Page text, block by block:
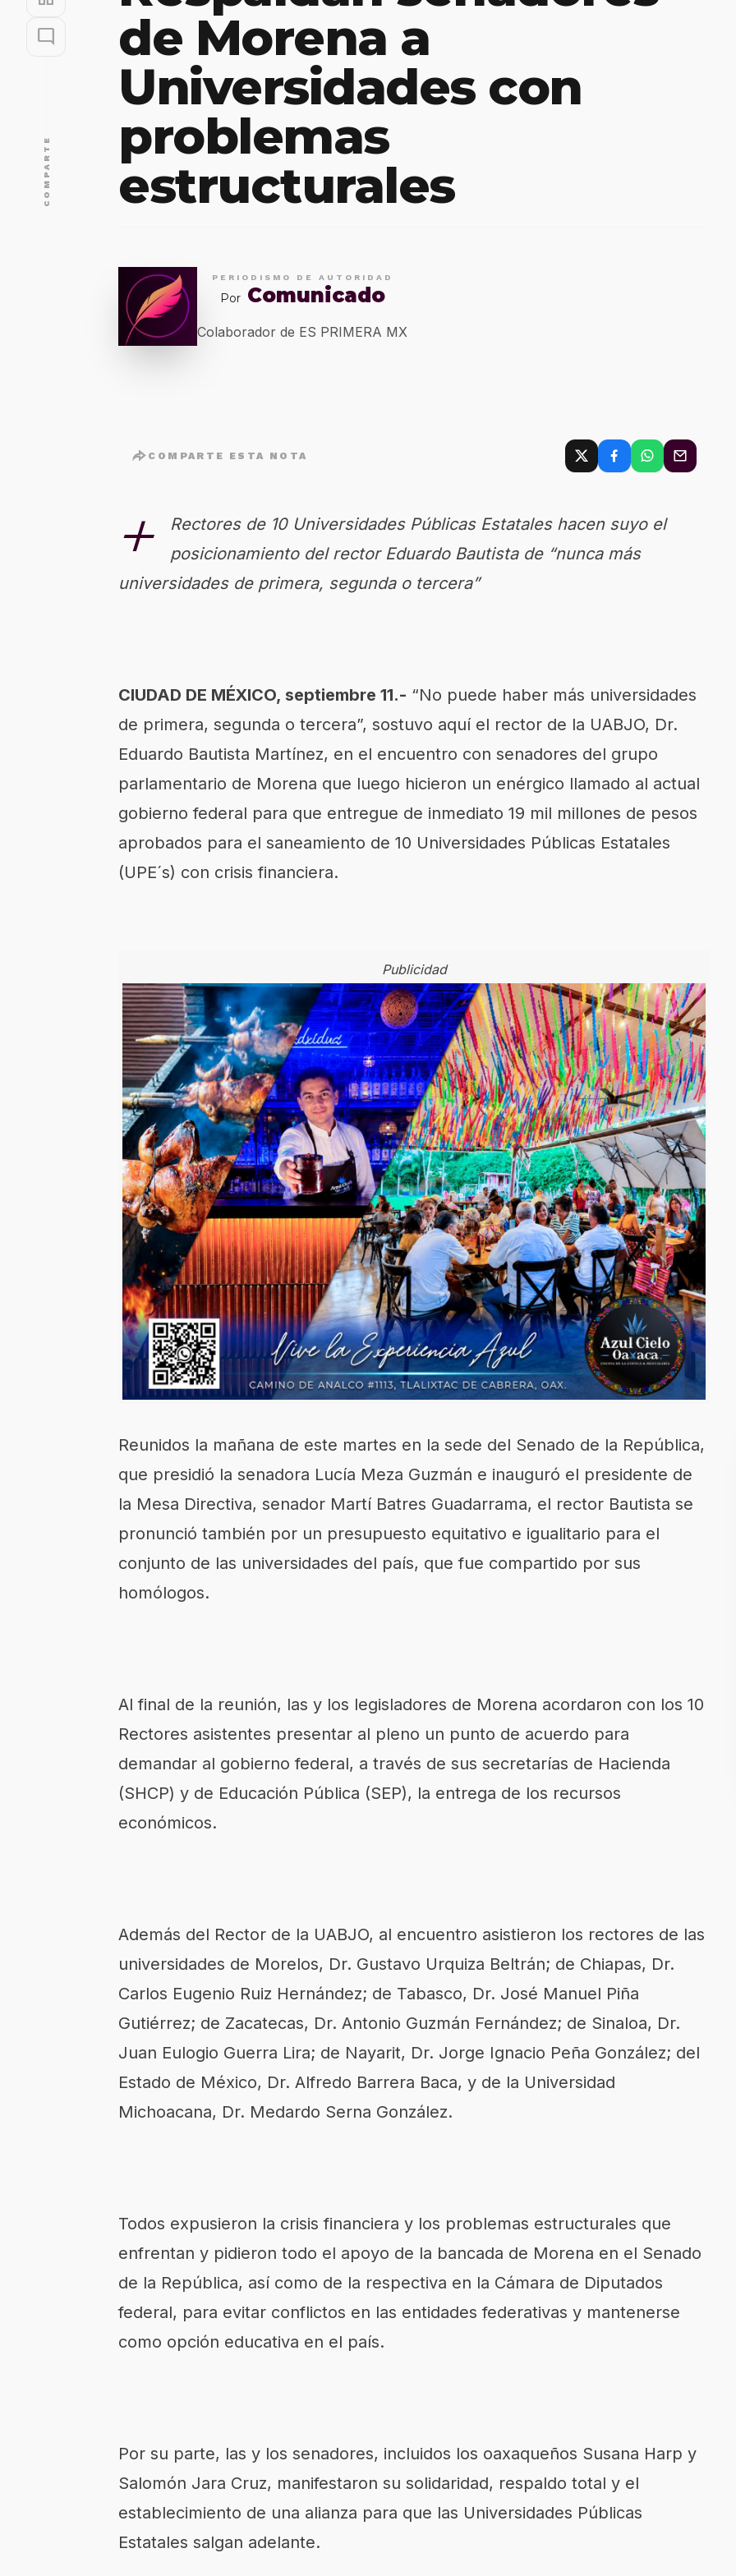
mode_comment
COMPARTE
de Morena a
Universidades con
problemas
estructurales
PERIODISMO DE AUTORIDAD
Por Comunicado
Colaborador de ES PRIMERA MX
COMPARTE ESTA NOTA
+
Rectores de 10 Universidades Públicas Estatales hacen suyo el
posicionamiento del rector Eduardo Bautista de “nunca más
universidades de primera, segunda o tercera”
CIUDAD DE MÉXICO, septiembre 11.- “No puede haber más universidades
de primera, segunda o tercera”, sostuvo aquí el rector de la UABJO, Dr.
Eduardo Bautista Martínez, en el encuentro con senadores del grupo
parlamentario de Morena que luego hicieron un enérgico llamado al actual
gobierno federal para que entregue de inmediato 19 mil millones de pesos
aprobados para el saneamiento de 10 Universidades Públicas Estatales
(UPE´s) con crisis financiera.
Publicidad
Reunidos la mañana de este martes en la sede del Senado de la República,
que presidió la senadora Lucía Meza Guzmán e inauguró el presidente de
la Mesa Directiva, senador Martí Batres Guadarrama, el rector Bautista se
pronunció también por un presupuesto equitativo e igualitario para el
conjunto de las universidades del país, que fue compartido por sus
homólogos.
Al final de la reunión, las y los legisladores de Morena acordaron con los 10
Rectores asistentes presentar al pleno un punto de acuerdo para
demandar al gobierno federal, a través de sus secretarías de Hacienda
(SHCP) y de Educación Pública (SEP), la entrega de los recursos
económicos.
Además del Rector de la UABJO, al encuentro asistieron los rectores de las
universidades de Morelos, Dr. Gustavo Urquiza Beltrán; de Chiapas, Dr.
Carlos Eugenio Ruiz Hernández; de Tabasco, Dr. José Manuel Piña
Gutiérrez; de Zacatecas, Dr. Antonio Guzmán Fernández; de Sinaloa, Dr.
Juan Eulogio Guerra Lira; de Nayarit, Dr. Jorge Ignacio Peña González; del
Estado de México, Dr. Alfredo Barrera Baca, y de la Universidad
Michoacana, Dr. Medardo Serna González.
Todos expusieron la crisis financiera y los problemas estructurales que
enfrentan y pidieron todo el apoyo de la bancada de Morena en el Senado
de la República, así como de la respectiva en la Cámara de Diputados
federal, para evitar conflictos en las entidades federativas y mantenerse
como opción educativa en el país.
Por su parte, las y los senadores, incluidos los oaxaqueños Susana Harp y
Salomón Jara Cruz, manifestaron su solidaridad, respaldo total y el
establecimiento de una alianza para que las Universidades Públicas
Estatales salgan adelante.